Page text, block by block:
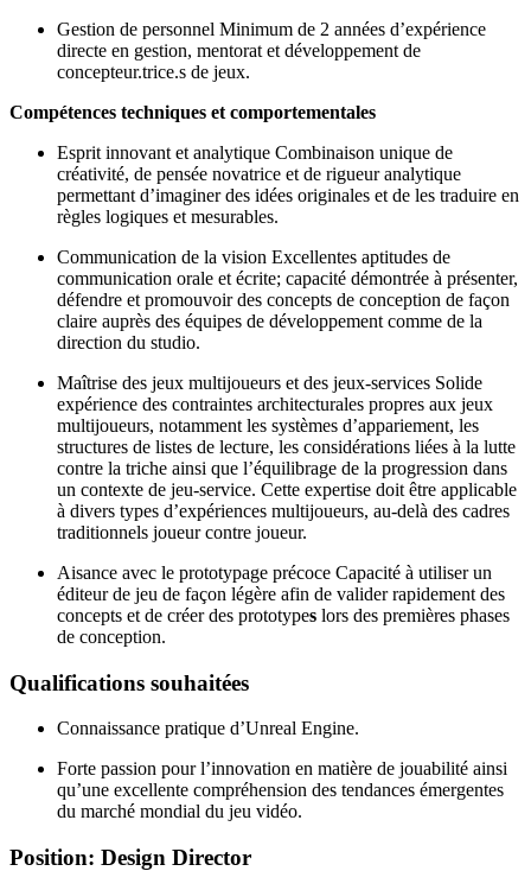
Gestion de personnel Minimum de 2 années d’expérience
directe en gestion, mentorat et développement de
concepteur.trice.s de jeux.
Compétences techniques et comportementales
Esprit innovant et analytique Combinaison unique de
créativité, de pensée novatrice et de rigueur analytique
permettant d’imaginer des idées originales et de les traduire en
règles logiques et mesurables.
Communication de la vision Excellentes aptitudes de
communication orale et écrite; capacité démontrée à présenter,
défendre et promouvoir des concepts de conception de façon
claire auprès des équipes de développement comme de la
direction du studio.
Maîtrise des jeux multijoueurs et des jeux-services Solide
expérience des contraintes architecturales propres aux jeux
multijoueurs, notamment les systèmes d’appariement, les
structures de listes de lecture, les considérations liées à la lutte
contre la triche ainsi que l’équilibrage de la progression dans
un contexte de jeu-service. Cette expertise doit être applicable
à divers types d’expériences multijoueurs, au-delà des cadres
traditionnels joueur contre joueur.
Aisance avec le prototypage précoce Capacité à utiliser un
éditeur de jeu de façon légère afin de valider rapidement des
concepts et de créer des prototypes lors des premières phases
de conception.
Qualifications souhaitées
Connaissance pratique d’Unreal Engine.
Forte passion pour l’innovation en matière de jouabilité ainsi
qu’une excellente compréhension des tendances émergentes
du marché mondial du jeu vidéo.
Position: Design Director